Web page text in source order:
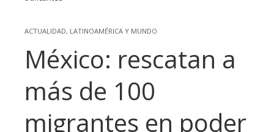
ACTUALIDAD, LATINOAMÉRICA Y MUNDO
México: rescatan a
más de 100
migrantes en poder